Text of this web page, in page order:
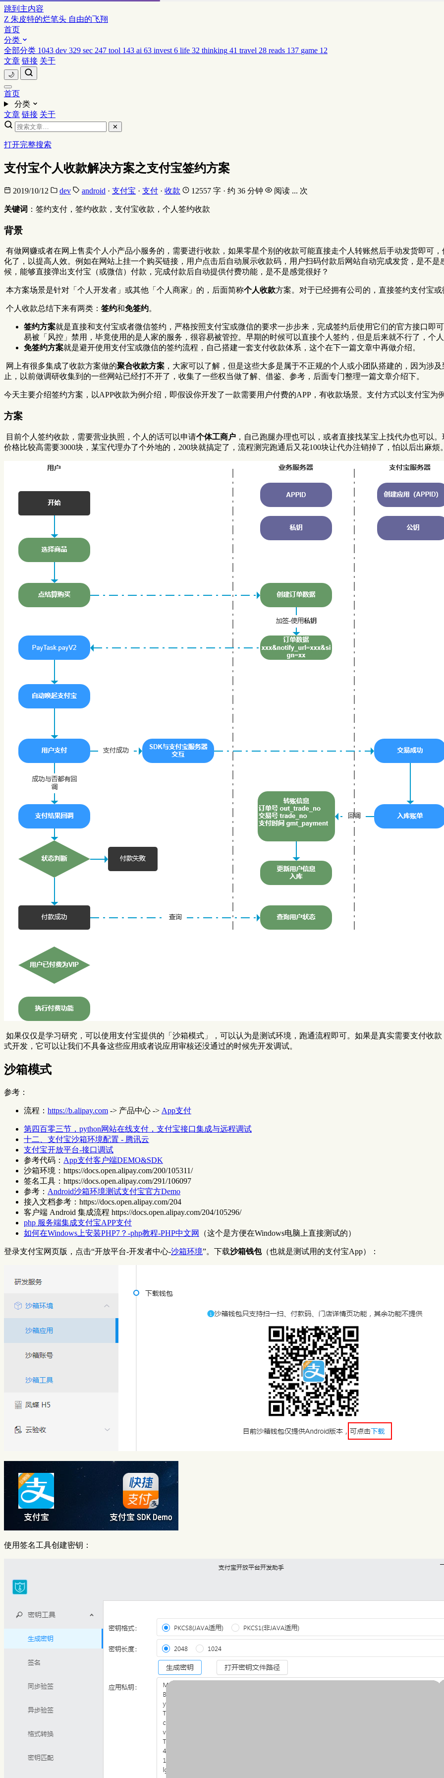
跳到主内容
Z 朱皮特的烂笔头 自由的飞翔
首页
分类
全部分类 1043 dev 329 sec 247 tool 143 ai 63 invest 6 life 32 thinking 41 travel 28 reads 137 game 12
文章 链接 关于
🌙
首页
分类
文章 链接 关于
✕
打开完整搜索
支付宝个人收款解决方案之支付宝签约方案
2019/10/12 dev android · 支付宝 · 支付 · 收款 12557 字 · 约 36 分钟 阅读 ... 次
关键词 ：签约支付，签约收款，支付宝收款，个人签约收款
背景
有做网赚或者在网上售卖个人小产品小服务的，需要进行收款，如果零星个别的收款可能直接走个人转账然后手动发货即可
化了，以提高人效。例如在网站上挂一个购买链接，用户点击后自动展示收款码，用户扫码付款后网站自动完成发货，是不
候，能够直接弹出支付宝（或微信）付款，完成付款后自动提供付费功能，是不是感觉很好？
​ 本方案场景是针对「个人开发者」或其他「个人商家」的，后面简称个人收款方案。对于已经拥有公司的，直接签约支付宝
​ 个人收款总结下来有两类： 签约和免签约。
签约方案就是直接和支付宝或者微信签约，严格按照支付宝或微信的要求一步步来，完成签约后使用它们的官方接口即
易被「风控」禁用，毕竟使用的是人家的服务，很容易被管控。早期的时候可以直接个人签约，但是后来就不行了，个
免签约方案就是避开使用支付宝或微信的签约流程，自己搭建一套支付收款体系，这个在下一篇文章中再做介绍。
​ 网上有很多集成了收款方案做的聚合收款方案 ，大家可以了解，但是这些大多是属于不正规的个人或小团队搭建的，因为涉
止，以前做调研收集到的一些网站已经打不开了，收集了一些权当做了解、借鉴、参考，后面专门整理一篇文章介绍下。
今天主要介绍签约方案，以APP收款为例介绍，即假设你开发了一款需要用户付费的APP，有收款场景。支付方式以支付宝为
方案
​ 目前个人签约收款，需要营业执照，个人的话可以申请个体工商户 ，自己跑腿办理也可以，或者直接找某宝上找代办也可以
价格比较高需要3000块，某宝代理办了个外地的，200块就搞定了，流程测完跑通后又花100块让代办注销掉了，怕以后出麻烦
如果仅仅是学习研究，可以使用支付宝提供的「沙箱模式」，可以认为是测试环境，跑通流程即可。如果是真实需要支付收
式开发，它可以让我们不具备这些应用或者说应用审核还没通过的时候先开发调试。
沙箱模式
参考：
流程： https://b.alipay.com -> 产品中心 -> App支付
第四百零三节，python网站在线支付，支付宝接口集成与远程调试
十二、支付宝沙箱环境配置 - 腾讯云
支付宝开放平台-接口调试
参考代码： App支付客户端DEMO&SDK
沙箱环境：https://docs.open.alipay.com/200/105311/
签名工具：https://docs.open.alipay.com/291/106097
参考： Android沙箱环境测试支付宝官方Demo
接入文档参考：https://docs.open.alipay.com/204
客户端 Android 集成流程 https://docs.open.alipay.com/204/105296/
php 服务端集成支付宝APP支付
如何在Windows上安装PHP7？-php教程-PHP中文网
（这个是方便在Windows电脑上直接测试的）
登录支付宝网页版，点击“开放平台-开发者中心-沙箱环境”。下载沙箱钱包（也就是测试用的支付宝App）：
使用签名工具创建密钥：